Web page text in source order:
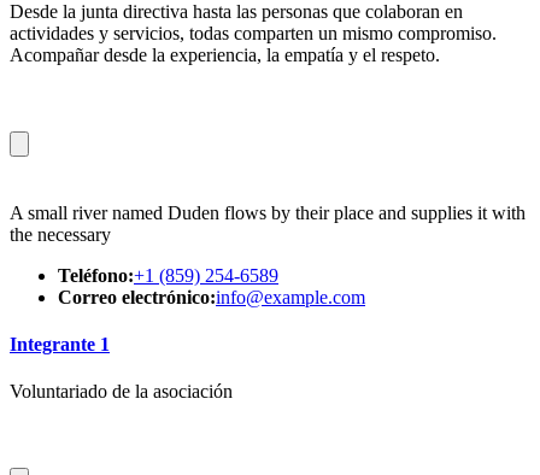
Desde la junta directiva hasta las personas que colaboran en
actividades y servicios, todas comparten un mismo compromiso.
Acompañar desde la experiencia, la empatía y el respeto.
A small river named Duden flows by their place and supplies it with
the necessary
Teléfono:+1 (859) 254-6589
Correo electrónico:info@example.com
Integrante 1
Voluntariado de la asociación